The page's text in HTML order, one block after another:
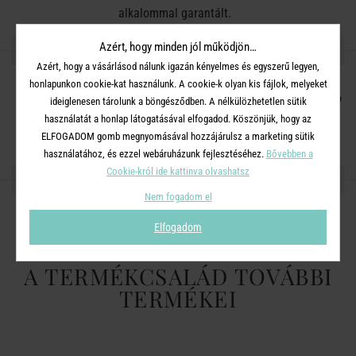
alkalommal garantált.
RÉSZLETES INFORMÁCIÓK
A doboz tartalma: 140 db feladatkártya, 10 db ítéletkártya, 1 db
jegyzetfüzet.
OSZD MEG MÁSOKKAL!
A TERMÉKCSALÁD TOVÁBBI
TERMÉKEI
Azért, hogy minden jól működjön…
Azért, hogy a vásárlásod nálunk igazán kényelmes és egyszerű legyen,
honlapunkon cookie-kat használunk. A cookie-k olyan kis fájlok, melyeket
ideiglenesen tárolunk a böngésződben. A nélkülözhetetlen sütik
használatát a honlap látogatásával elfogadod. Köszönjük, hogy az
ELFOGADOM gomb megnyomásával hozzájárulsz a marketing sütik
használatához, és ezzel webáruházunk fejlesztéséhez. Bővebben a
Cookie-król ide kattinva olvashatsz
Nem fogadom el
Elfogadom